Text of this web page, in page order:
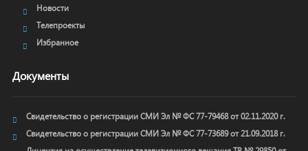
Новости
Телепроекты
Избранное
Документы
Свидетельство о регистрации СМИ Эл № ФС 77-79468 от 02.11.2020 г.
Свидетельство о регистрации СМИ Эл № ФС 77-73689 от 21.09.2018 г.